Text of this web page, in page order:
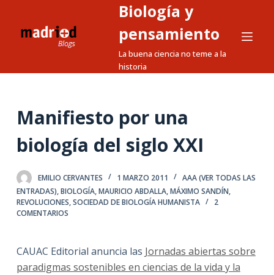
a
n
e
n
d
o
Biología y
pensamiento
La buena ciencia no teme a la
historia
Manifiesto por una
biología del siglo XXI
EMILIO CERVANTES 1 MARZO 2011
AAA (VER TODAS LAS
ENTRADAS),BIOLOGÍA,MAURICIO ABDALLA,MÁXIMO SANDÍN,
REVOLUCIONES,SOCIEDAD DE BIOLOGÍA HUMANISTA
2
COMENTARIOS
CAUAC Editorial anuncia las Jornadas abiertas sobre
paradigmas sostenibles en ciencias de la vida y la